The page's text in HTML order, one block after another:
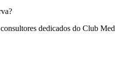
dedicados do Club Med